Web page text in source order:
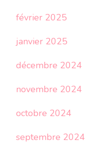
février 2025
janvier 2025
décembre 2024
novembre 2024
octobre 2024
septembre 2024